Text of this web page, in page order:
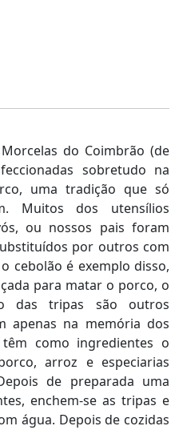
do Coimbrão (de
sobretudo na
uma tradição que só
Muitos dos utensílios
ou nossos pais foram
por outros com
cebolão é exemplo disso,
para matar o porco, o
das tripas são outros
apenas na memória dos
como ingredientes o
arroz e especiarias
de preparada uma
enchem-se as tripas e
água. Depois de cozidas